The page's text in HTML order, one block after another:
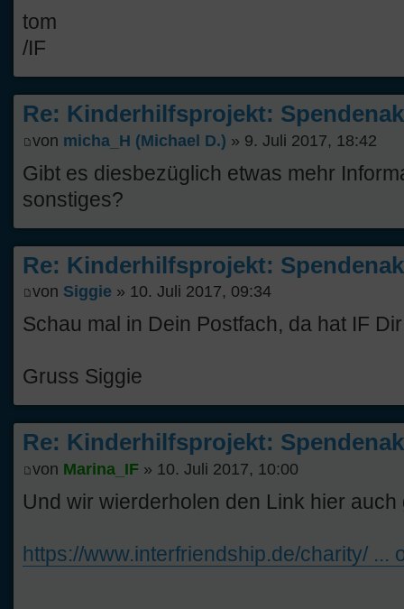
tom
/IF
Re: Kinderhilfsprojekt:
von micha_H (Michael D.) » 9. Juli 2017, 18:42
Gibt es diesbezüglich etwas mehr
sonstiges?
Re: Kinderhilfsprojekt:
von Siggie » 10. Juli 2017, 09:34
Schau mal in Dein Postfach, da hat IF
Gruss Siggie
Re: Kinderhilfsprojekt:
von Marina_IF » 10. Juli 2017, 10:00
Und wir wierderholen den Link hier
https://www.interfriendship.de/charity/ ...